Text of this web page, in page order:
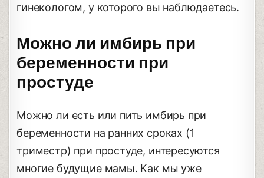
гинекологом, у которого вы наблюдаетесь.
Можно ли имбирь при
беременности при
простуде
Можно ли есть или пить имбирь при
беременности на ранних сроках (1
триместр) при простуде, интересуются
многие будущие мамы. Как мы уже